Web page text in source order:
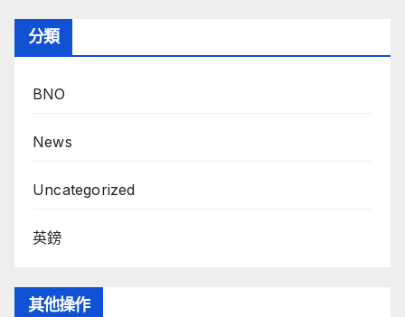
分類
BNO
News
Uncategorized
英鎊
其他操作